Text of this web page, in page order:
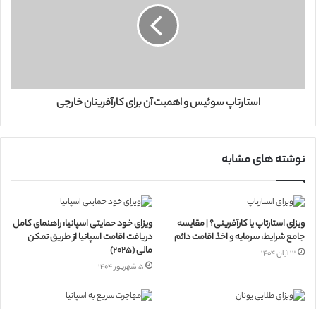
استارتاپ سوئیس و اهمیت آن برای کارآفرینان خارجی
نوشته های مشابه
ویزای استارتاپ یا کارآفرینی؟ | مقایسه
جامع شرایط، سرمایه و اخذ اقامت دائم
۱۲ آبان ۱۴۰۴
ویزای خود حمایتی اسپانیا: راهنمای کامل
دریافت اقامت اسپانیا از طریق تمکن
مالی (۲۰۲۵)
۵ شهریور ۱۴۰۴